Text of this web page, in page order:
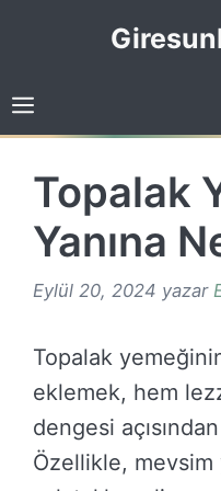
Topalak
Yanına
Eylül 20, 2024 yazar
Topalak
eklemek, hem
dengesi
Özellikle,